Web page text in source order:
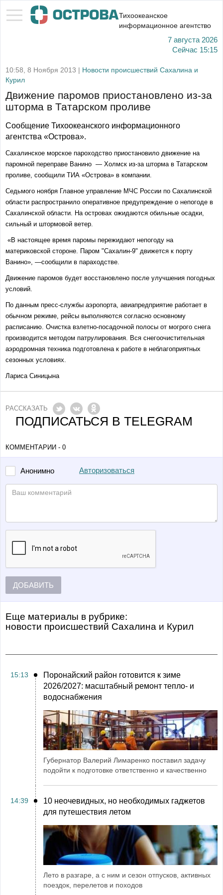
Тихоокеанское
информационное агентство
7 августа 2026
Сейчас 15:15
10:58, 8 Ноября 2013 | Новости происшествий Сахалина и
Курил
Движение паромов приостановлено из-за
шторма в Татарском проливе
Сообщение Тихоокеанского информационного
агентства «Острова».
Сахалинское морское пароходство приостановило движение на
паромной переправе Ванино — Холмск из-за шторма в Татарском
проливе, сообщили ТИА «Острова» в компании.
Седьмого ноября Главное управление МЧС России по Сахалинской
области распространило оперативное предупреждение о непогоде в
Сахалинской области. На островах ожидаются обильные осадки,
сильный и штормовой ветер.
«В настоящее время паромы пережидают непогоду на
материковской стороне. Паром "Сахалин-9" движется к порту
Ванино», —сообщили в параходстве.
Движение паромов будет восстановлено после улучшения погодных
условий.
По данным пресс-службы аэропорта, авиапредприятие работает в
обычном режиме, рейсы выполняются согласно основному
расписанию. Очистка взлетно-посадочной полосы от могрого снега
производится методом патрулирования. Вся снегоочистительная
аэродромная техника подготовлена к работе в неблагоприятных
сезонных условиях.
Лариса Синицына
РАССКАЗАТЬ
ПОДПИСАТЬСЯ В TELEGRAM
КОММЕНТАРИИ - 0
Анонимно Авторизоваться
ДОБАВИТЬ
Еще материалы в рубрике:
Новости происшествий Сахалина и Курил
15:13
Поронайский район готовится к зиме
2026/2027: масштабный ремонт тепло- и
водоснабжения
Губернатор Валерий Лимаренко поставил задачу
подойти к подготовке ответственно и качественно
14:39
10 неочевидных, но необходимых гаджетов
для путешествия летом
Лето в разгаре, а с ним и сезон отпусков, активных
поездок, перелетов и походов